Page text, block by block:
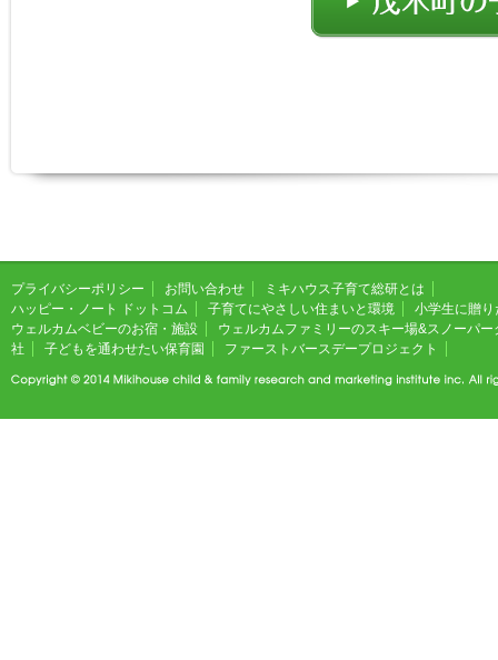
プライバシーポリシー お問い合わせ
ミキハウス子育て総研とは
ハッピー・ノート ドットコム
子育てにやさしい住まいと環境
小学生に贈
ウェルカムベビーのお宿・施設
ウェルカムファミリーのスキー場&スノーパー
社
子どもを通わせたい保育園 ファーストバースデープロジェクト